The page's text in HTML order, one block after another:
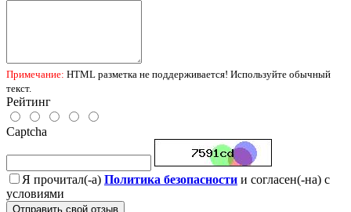
Примечание: HTML разметка не поддерживается! Используйте обычный
текст.
Рейтинг
Captcha
Я прочитал(-а) Политика безопасности и согласен(-на) с
условиями
Отправить свой отзыв